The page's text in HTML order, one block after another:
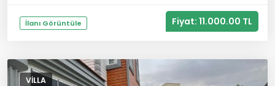
İlanı Görüntüle Fiyat: 11.000.00 TL
VILLA